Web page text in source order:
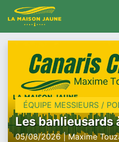
ÉQUIPE MESSIEURS /
Les banlieusards
05/08/2026 | Maxime